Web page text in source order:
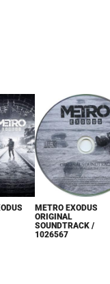
METRO EXODUS
ORIGINAL
SOUNDTRACK /
1026567